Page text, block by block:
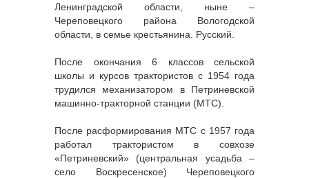
Ленинградской области, ныне –
Череповецкого района Вологодской
области, в семье крестьянина. Русский.
После окончания 6 классов сельской
школы и курсов трактористов с 1954 года
трудился механизатором в Петриневской
машинно-тракторной станции (МТС).
После расформирования МТС с 1957 года
работал трактористом в совхозе
«Петриневский» (центральная усадьба –
село Воскресенское) Череповецкого